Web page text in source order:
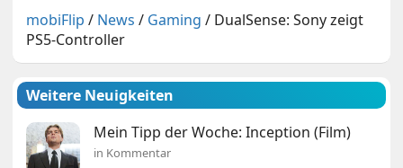
mobiFlip / News / Gaming / DualSense: Sony zeigt
PS5-Controller
Weitere Neuigkeiten
Mein Tipp der Woche: Inception (Film)
in Kommentar